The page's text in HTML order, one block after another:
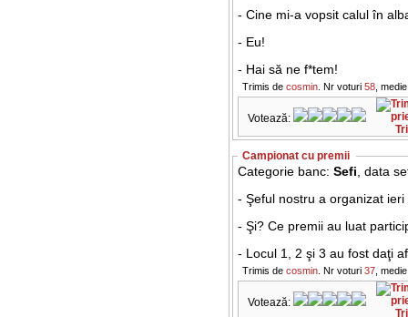
- Cine mi-a vopsit calul în
- Eu!
- Hai să ne f*tem!
Trimis de cosmin. Nr voturi 58,
Votează:
Campionat cu premii
Categorie banc: Sefi, data
- Şeful nostru a organizat
- Şi? Ce premii au luat
- Locul 1, 2 şi 3 au fost daţi
Trimis de cosmin. Nr voturi 37,
Votează: